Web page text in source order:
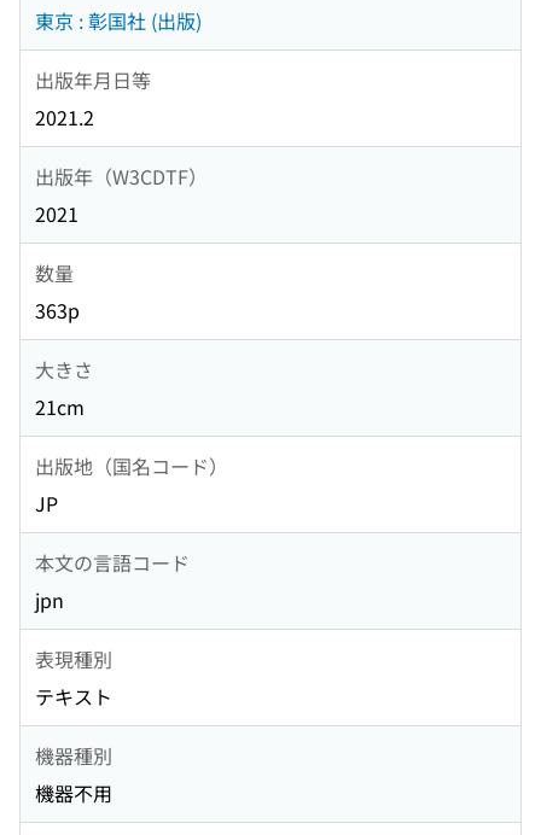
東京 : 彰国社 (出版)
出版年月日等
2021.2
出版年（W3CDTF）
2021
数量
363p
大きさ
21cm
出版地（国名コード）
JP
本文の言語コード
jpn
表現種別
テキスト
機器種別
機器不用